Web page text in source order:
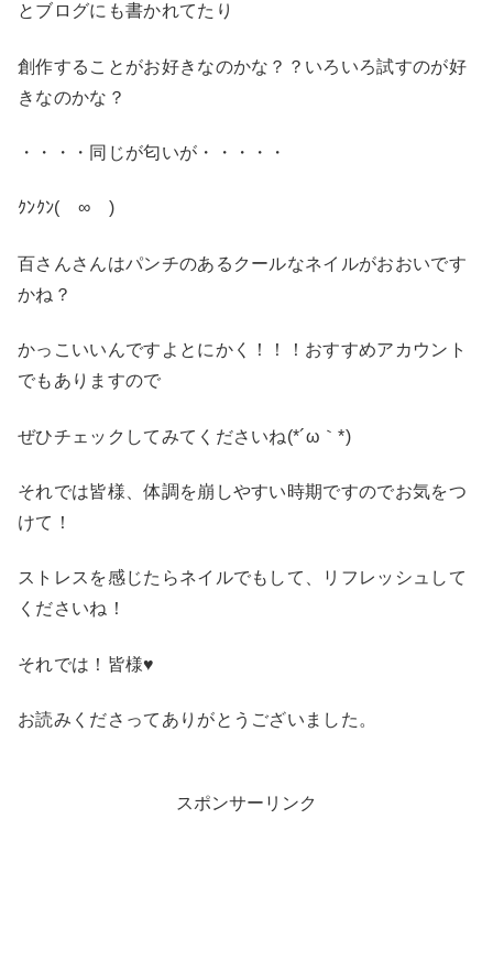
とブログにも書かれてたり
創作することがお好きなのかな？？いろいろ試すのが好
きなのかな？
・・・・同じが匂いが・・・・・
ｸﾝｸﾝ(￣∞￣)
百さんさんはパンチのあるクールなネイルがおおいです
かね？
かっこいいんですよとにかく！！！おすすめアカウント
でもありますので
ぜひチェックしてみてくださいね(*´ω｀*)
それでは皆様、体調を崩しやすい時期ですのでお気をつ
けて！
ストレスを感じたらネイルでもして、リフレッシュして
くださいね！
それでは！皆様♥
お読みくださってありがとうございました。
スポンサーリンク